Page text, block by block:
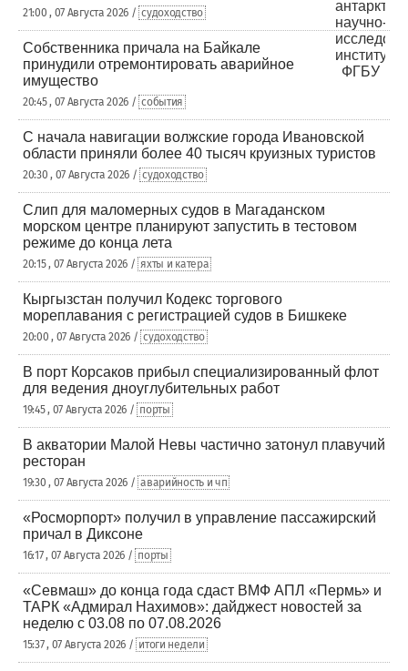
21:00 , 07 Августа 2026 / судоходство
Собственника причала на Байкале
принудили отремонтировать аварийное
имущество
20:45 , 07 Августа 2026 / события
С начала навигации волжские города Ивановской
области приняли более 40 тысяч круизных туристов
20:30 , 07 Августа 2026 / судоходство
Слип для маломерных судов в Магаданском
морском центре планируют запустить в тестовом
режиме до конца лета
20:15 , 07 Августа 2026 / яхты и катера
Кыргызстан получил Кодекс торгового
мореплавания с регистрацией судов в Бишкеке
20:00 , 07 Августа 2026 / судоходство
В порт Корсаков прибыл специализированный флот
для ведения дноуглубительных работ
19:45 , 07 Августа 2026 / порты
В акватории Малой Невы частично затонул плавучий
ресторан
19:30 , 07 Августа 2026 / аварийность и чп
«Росморпорт» получил в управление пассажирский
причал в Диксоне
16:17 , 07 Августа 2026 / порты
«Севмаш» до конца года сдаст ВМФ АПЛ «Пермь» и
ТАРК «Адмирал Нахимов»: дайджест новостей за
неделю с 03.08 по 07.08.2026
15:37 , 07 Августа 2026 / итоги недели